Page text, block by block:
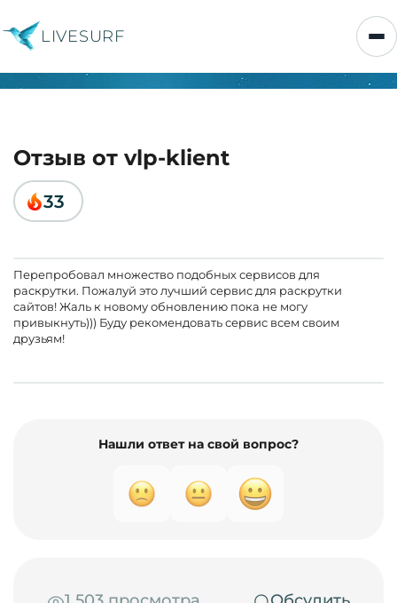
LIVESURF
Отзыв от vlp-klient
33
Перепробовал множество подобных сервисов для
раскрутки. Пожалуй это лучший сервис для раскрутки
сайтов! Жаль к новому обновлению пока не могу
привыкнуть))) Буду рекомендовать сервис всем своим
друзьям!
Нашли ответ на свой вопрос?